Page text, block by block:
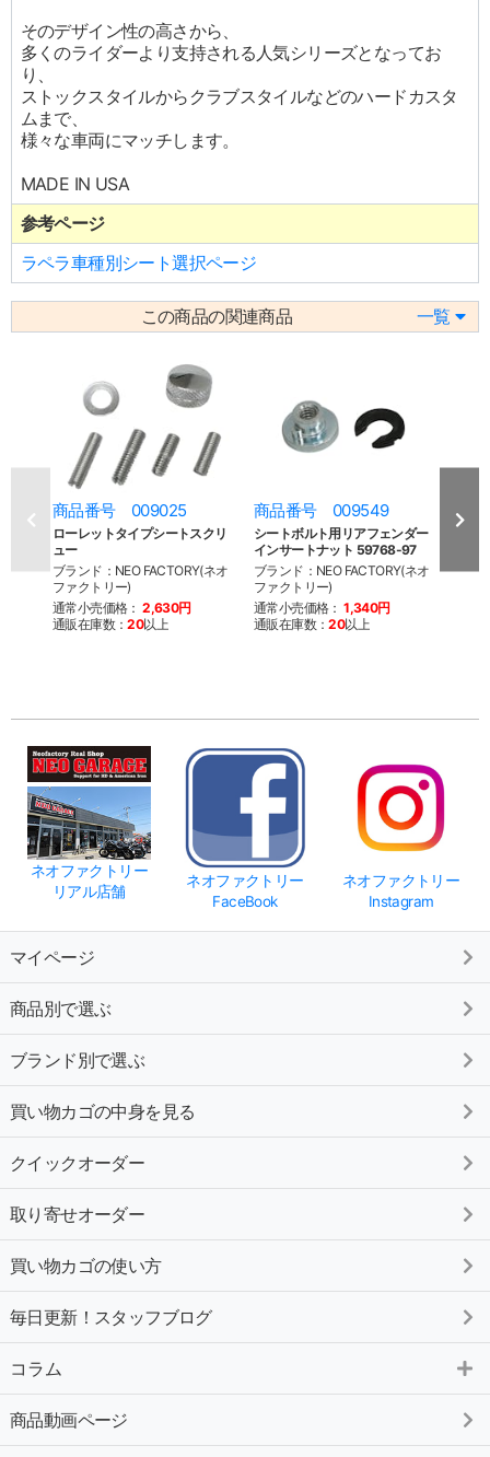
そのデザイン性の高さから、
多くのライダーより支持される人気シリーズとなってお
り、
ストックスタイルからクラブスタイルなどのハードカスタ
ムまで、
様々な車両にマッチします。
MADE IN USA
参考ページ
ラペラ車種別シート選択ページ
この商品の関連商品 一覧
商品番号 009025
ローレットタイプシートスクリ
ュー
ブランド：NEO FACTORY(ネオ
ファクトリー)
通常小売価格： 2,630円
通販在庫数：20以上
商品番号 009549
シートボルト用リアフェンダー
インサートナット 59768-97
ブランド：NEO FACTORY(ネオ
ファクトリー)
通常小売価格： 1,340円
通販在庫数：20以上
商
ブラ
ネオファクトリー
リアル店舗
ネオファクトリー
FaceBook
ネオファクトリー
Instagram
マイページ
商品別で選ぶ
ブランド別で選ぶ
買い物カゴの中身を見る
クイックオーダー
取り寄せオーダー
買い物カゴの使い方
毎日更新！スタッフブログ
コラム
商品動画ページ